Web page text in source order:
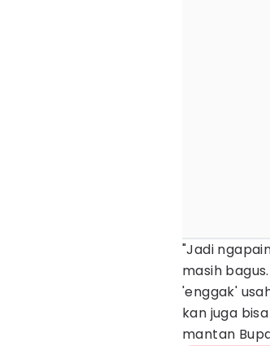
"Jadi
masih
'enggak'
kan juga
mantan